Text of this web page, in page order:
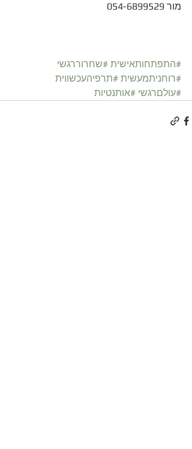
מור 054-6899529
#התפתחותאישית #שחרוררגשי
#רוחניתמעשית #תרפיהעכשווית
#עולםרגשי #אותנטיות